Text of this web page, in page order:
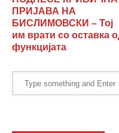
ПРИЈАВА НА
БИСЛИМОВСКИ – Тој
им врати со оставка
функцијата